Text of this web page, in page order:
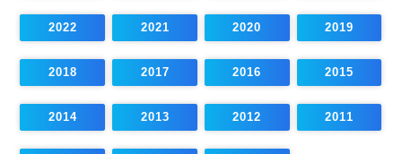
2022 2021 2020 2019
2018 2017 2016 2015
2014 2013 2012 2011